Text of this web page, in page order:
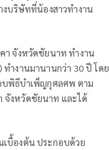
งบริษัทที่น้องสาวทำงาน
า จังหวัดชัยนาท ทำงาน
ำงานมานานกว่า 30 ปี โดย
บพิธีบำเพ็ญกุศลศพ ตาม
งหวัดชัยนาท และได้
บื้องต้น ประกอบด้วย